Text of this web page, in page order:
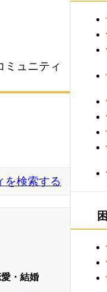
ミュニティ
を検索する
・結婚